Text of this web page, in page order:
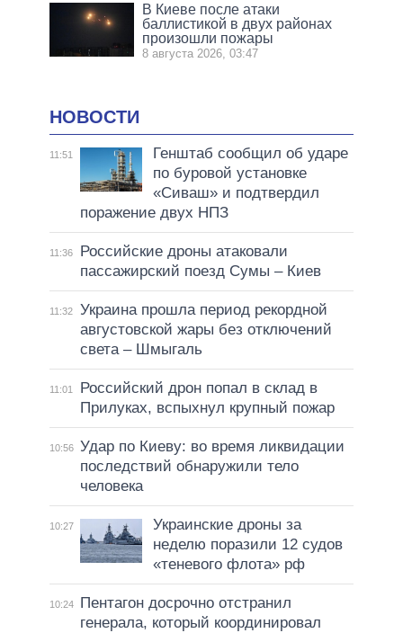
В Киеве после атаки
баллистикой в двух районах
произошли пожары
8 августа 2026, 03:47
НОВОСТИ
11:51
Генштаб сообщил об ударе
по буровой установке
«Сиваш» и подтвердил
поражение двух НПЗ
11:36
Российские дроны атаковали
пассажирский поезд Сумы – Киев
11:32
Украина прошла период рекордной
августовской жары без отключений
света – Шмыгаль
11:01
Российский дрон попал в склад в
Прилуках, вспыхнул крупный пожар
10:56 Удар по Киеву: во время ликвидации
последствий обнаружили тело
человека
10:27
Украинские дроны за
неделю поразили 12 судов
«теневого флота» рф
10:24
Пентагон досрочно отстранил
генерала, который координировал